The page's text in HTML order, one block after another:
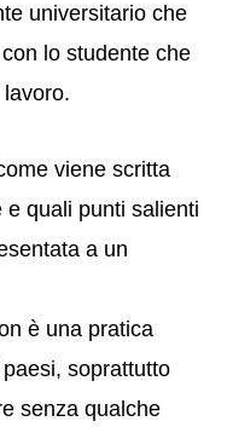
universitario che
lo studente che
viene scritta
quali punti salienti
a un
è una pratica
soprattutto
senza qualche